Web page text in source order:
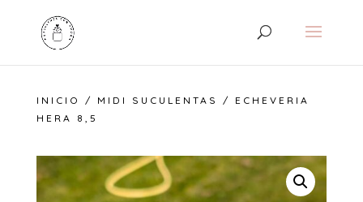
INICIO / MIDI SUCULENTAS
/ ECHEVERIA
HERA 8,5